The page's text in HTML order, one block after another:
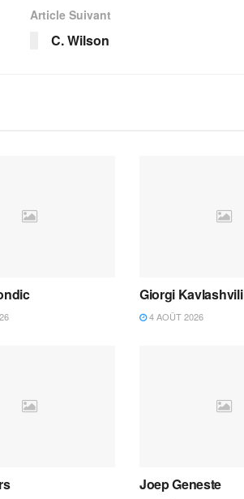
Article Suivant
C. Wilson
Giorgi Kavlashvili
4 AOÛT 2026
Joep Geneste